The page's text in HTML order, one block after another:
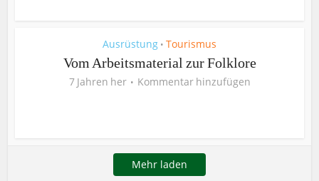
Ausrüstung • Tourismus
Vom Arbeitsmaterial zur Folklore
7 Jahren her Kommentar hinzufügen
Mehr laden